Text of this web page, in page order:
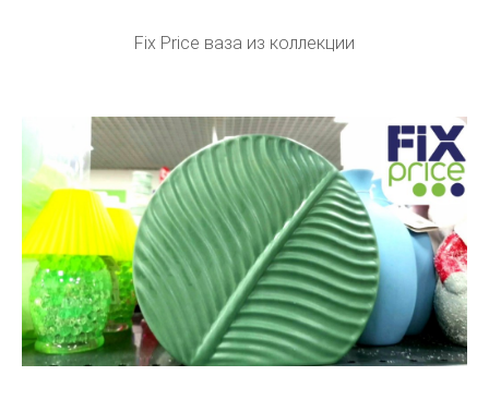
Fix Price ваза из коллекции